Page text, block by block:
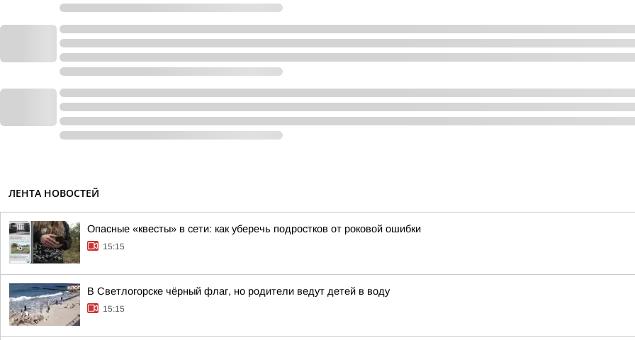
ЛЕНТА НОВОСТЕЙ
Опасные «квесты» в сети: как уберечь подростков от роковой ошибки
15:15
В Светлогорске чёрный флаг, но родители ведут детей в воду
15:15